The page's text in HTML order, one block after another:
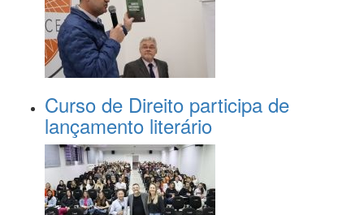
Curso de Direito participa de
lançamento literário